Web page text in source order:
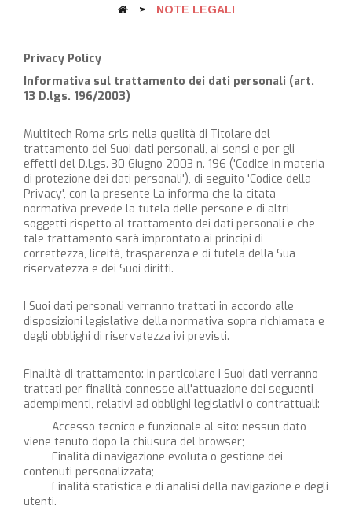
> NOTE LEGALI
Privacy Policy
Informativa sul trattamento dei dati personali (art.
13 D.lgs. 196/2003)
Multitech Roma srls nella qualità di Titolare del
trattamento dei Suoi dati personali, ai sensi e per gli
effetti del D.Lgs. 30 Giugno 2003 n. 196 ('Codice in materia
di protezione dei dati personali'), di seguito 'Codice della
Privacy', con la presente La informa che la citata
normativa prevede la tutela delle persone e di altri
soggetti rispetto al trattamento dei dati personali e che
tale trattamento sarà improntato ai principi di
correttezza, liceità, trasparenza e di tutela della Sua
riservatezza e dei Suoi diritti.
I Suoi dati personali verranno trattati in accordo alle
disposizioni legislative della normativa sopra richiamata e
degli obblighi di riservatezza ivi previsti.
Finalità di trattamento: in particolare i Suoi dati verranno
trattati per finalità connesse all'attuazione dei seguenti
adempimenti, relativi ad obblighi legislativi o contrattuali:
Accesso tecnico e funzionale al sito: nessun dato
viene tenuto dopo la chiusura del browser;
Finalità di navigazione evoluta o gestione dei
contenuti personalizzata;
Finalità statistica e di analisi della navigazione e degli
utenti.